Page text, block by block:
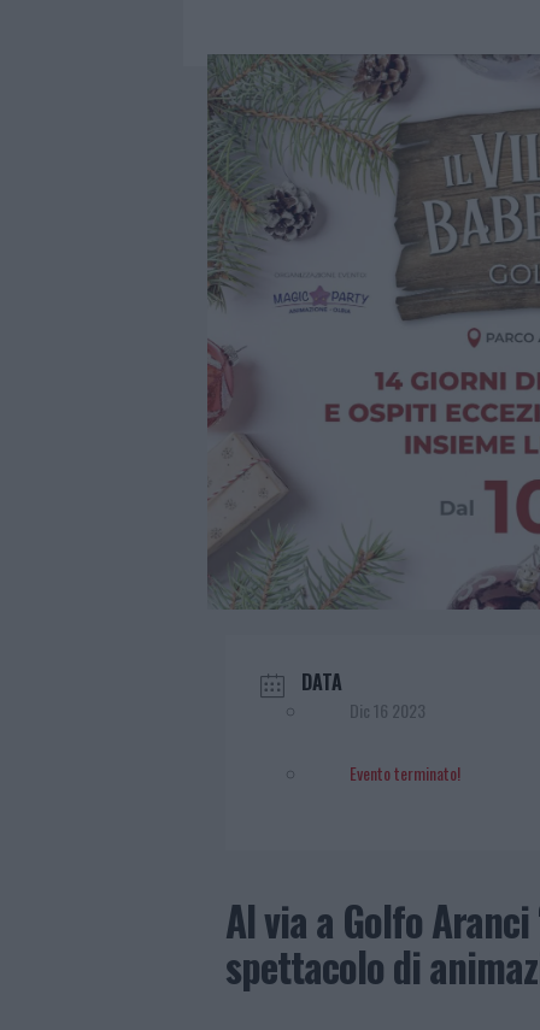
7 AGOSTO 2026 | LE PREVISIONI METEO PER IL
DATA
Dic 16 2023
Evento terminato!
Al via a Golfo
spettacolo di